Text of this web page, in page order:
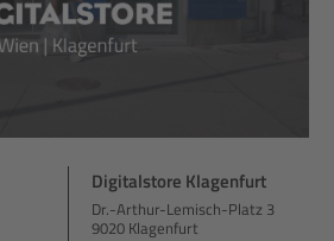
Digitalstore Klagenfurt
Dr.-Arthur-Lemisch-Platz 3
9020 Klagenfurt